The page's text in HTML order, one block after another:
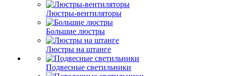
Люстры-вентиляторы
Большие люстры
Люстры на штанге
Подвесные светильники